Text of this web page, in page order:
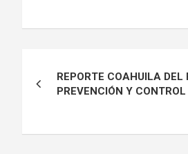
de
REPORTE COAHUILA
PREVENCIÓN Y